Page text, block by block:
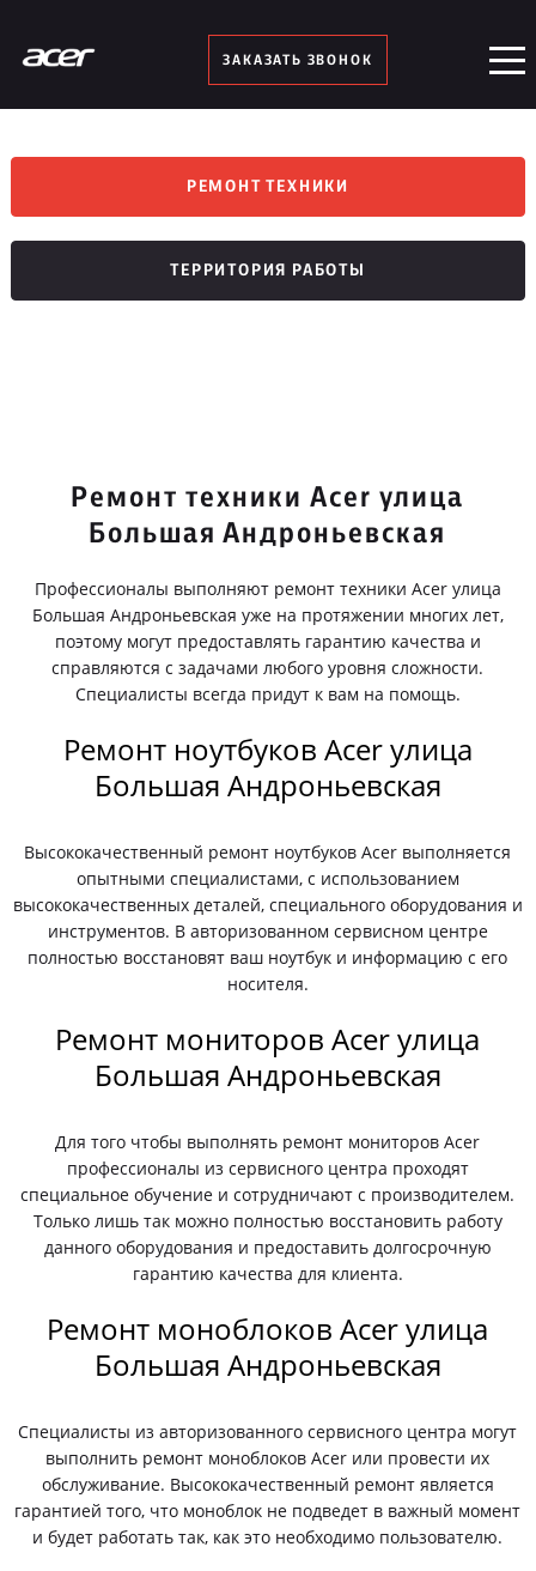
ЗАКАЗАТЬ ЗВОНОК
РЕМОНТ ТЕХНИКИ
ТЕРРИТОРИЯ РАБОТЫ
Ремонт техники Acer улица
Большая Андроньевская
Профессионалы выполняют ремонт техники Acer улица
Большая Андроньевская уже на протяжении многих лет,
поэтому могут предоставлять гарантию качества и
справляются с задачами любого уровня сложности.
Специалисты всегда придут к вам на помощь.
Ремонт ноутбуков Acer улица
Большая Андроньевская
Высококачественный ремонт ноутбуков Acer выполняется
опытными специалистами, с использованием
высококачественных деталей, специального оборудования и
инструментов. В авторизованном сервисном центре
полностью восстановят ваш ноутбук и информацию с его
носителя.
Ремонт мониторов Acer улица
Большая Андроньевская
Для того чтобы выполнять ремонт мониторов Acer
профессионалы из сервисного центра проходят
специальное обучение и сотрудничают с производителем.
Только лишь так можно полностью восстановить работу
данного оборудования и предоставить долгосрочную
гарантию качества для клиента.
Ремонт моноблоков Acer улица
Большая Андроньевская
Специалисты из авторизованного сервисного центра могут
выполнить ремонт моноблоков Acer или провести их
обслуживание. Высококачественный ремонт является
гарантией того, что моноблок не подведет в важный момент
и будет работать так, как это необходимо пользователю.